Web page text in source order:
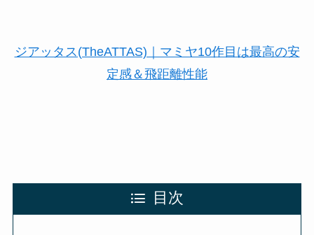
ジアッタス(TheATTAS)｜マミヤ10作目は最高の安
定感＆飛距離性能
目次